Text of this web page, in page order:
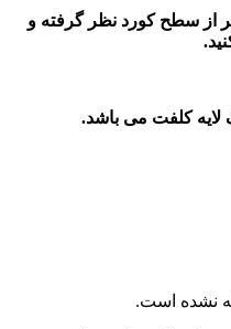
۲۰ الی ۲۵ سانتیمتر از سطح کورد نظر گرفته و
نشده است.